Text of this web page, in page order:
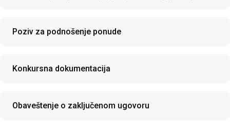
Poziv za podnošenje ponude
Konkursna dokumentacija
Obaveštenje o zaključenom ugovoru